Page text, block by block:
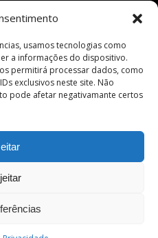
usamos tecnologias como
a informações do dispositivo.
permitirá processar dados, como
exclusivos neste site. Não
pode afetar negativamante certos